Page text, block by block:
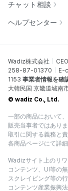
チャット相談
ヘルプセンター
Wadiz株式会社
258-87-01370
E-
1153 事業者情報を確
大韓民国 京畿道城南
© wadiz Co., Ltd.
一部の商品において
販売当事者ではあり
取引に関する義務と
各商品ページにて詳
Wadizサイト上のリ
コンテンツ、UI等の
スクレイピング等の
コンテンツ産業振興